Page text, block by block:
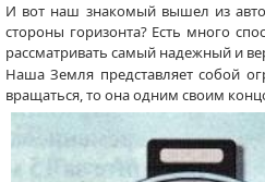
И вот наш знакомый вышел из
стороны горизонта? Есть много
рассматривать самый надежный и
Наша Земля представляет собой
вращаться, то она одним своим